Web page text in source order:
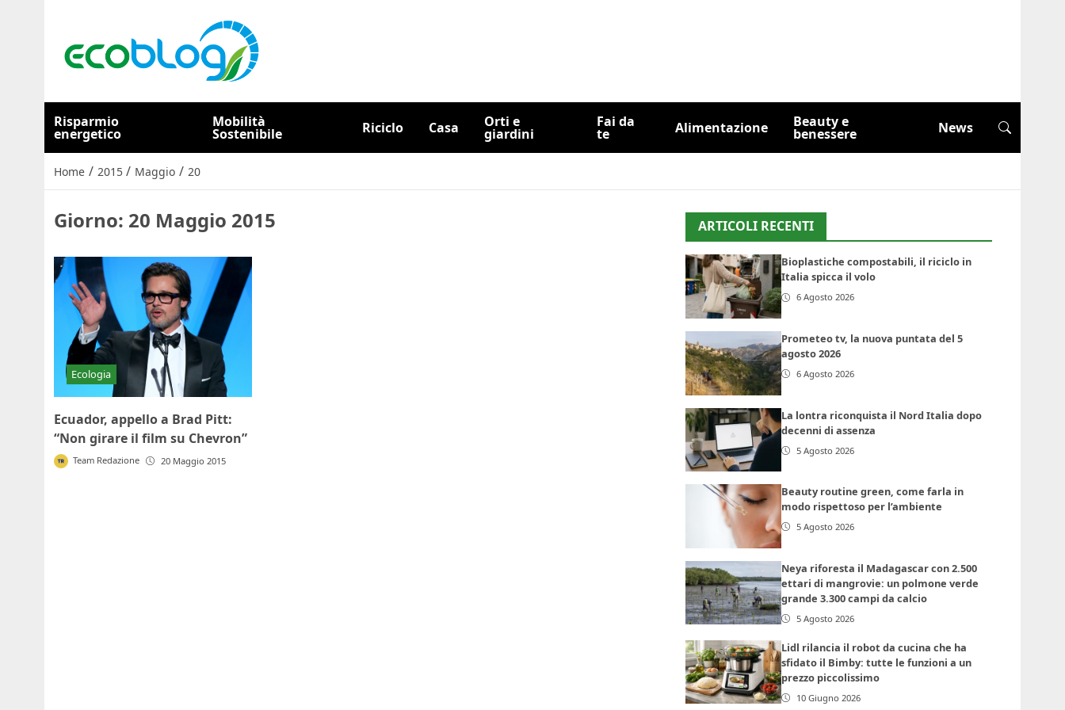
Risparmio
energetico
Mobilità
Sostenibile Riciclo Casa Orti e
giardini
Fai da
te Alimentazione Beauty e
benessere News
Home / 2015 / Maggio / 20
Giorno: 20 Maggio 2015
Ecologia
Ecuador, appello a Brad Pitt:
“Non girare il film su Chevron”
Team Redazione 20 Maggio 2015
ARTICOLI RECENTI
Bioplastiche compostabili, il riciclo in
Italia spicca il volo
6 Agosto 2026
Prometeo tv, la nuova puntata del 5
agosto 2026
6 Agosto 2026
La lontra riconquista il Nord Italia dopo
decenni di assenza
5 Agosto 2026
Beauty routine green, come farla in
modo rispettoso per l’ambiente
5 Agosto 2026
Neya riforesta il Madagascar con 2.500
ettari di mangrovie: un polmone verde
grande 3.300 campi da calcio
5 Agosto 2026
Lidl rilancia il robot da cucina che ha
sfidato il Bimby: tutte le funzioni a un
prezzo piccolissimo
10 Giugno 2026